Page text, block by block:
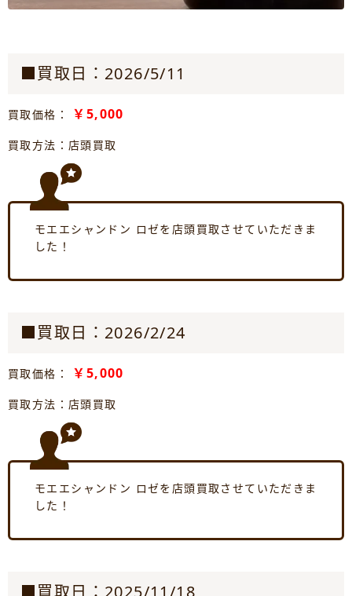
■買取日：2026/5/11
買取価格： ￥5,000
買取方法：店頭買取
モエエシャンドン ロゼを店頭買取させていただきま
した！
■買取日：2026/2/24
買取価格： ￥5,000
買取方法：店頭買取
モエエシャンドン ロゼを店頭買取させていただきま
した！
■買取日：2025/11/18